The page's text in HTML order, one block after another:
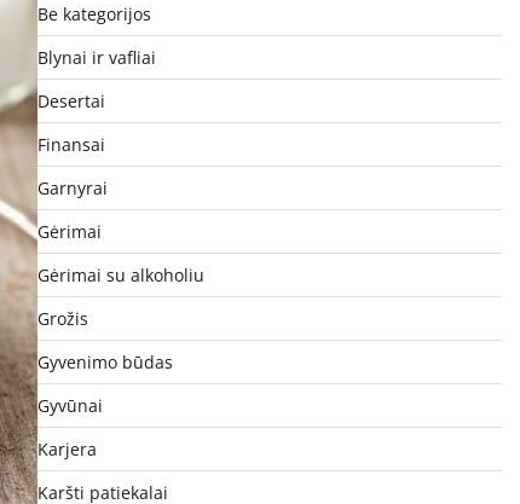
Be kategorijos
Blynai ir vafliai
Desertai
Finansai
Garnyrai
Gėrimai
Gėrimai su alkoholiu
Grožis
Gyvenimo būdas
Gyvūnai
Karjera
Karšti patiekalai